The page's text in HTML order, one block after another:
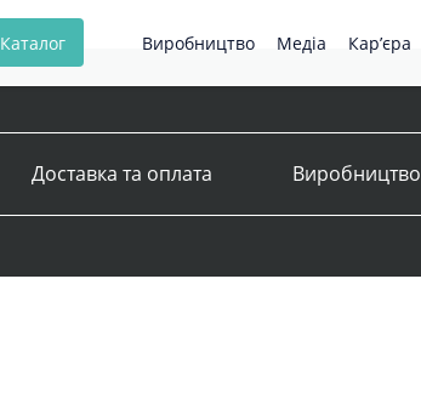
Каталог Виробництво Медіа Кар’єра
Доставка та оплата Виробництво